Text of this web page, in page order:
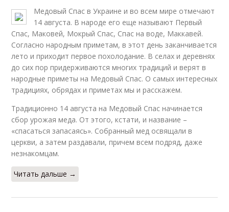
Медовый Спас в Украине и во всем мире отмечают
14 августа. В народе его еще называют Первый
Спас, Маковей, Мокрый Спас, Спас на воде, Маккавей.
Согласно народным приметам, в этот день заканчивается
лето и приходит первое похолодание. В селах и деревнях
до сих пор придерживаются многих традиций и верят в
народные приметы на Медовый Спас. О самых интересных
традициях, обрядах и приметах мы и расскажем.
Традиционно 14 августа на Медовый Спас начинается
сбор урожая меда. От этого, кстати, и название –
«спасаться запасаясь». Собранный мед освящали в
церкви, а затем раздавали, причем всем подряд, даже
незнакомцам.
Читать дальше →